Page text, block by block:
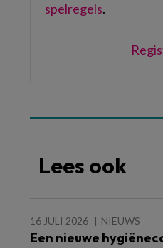
spelregels.
Lees ook
16 JULI 2026 NIEUWS
Een nieuwe